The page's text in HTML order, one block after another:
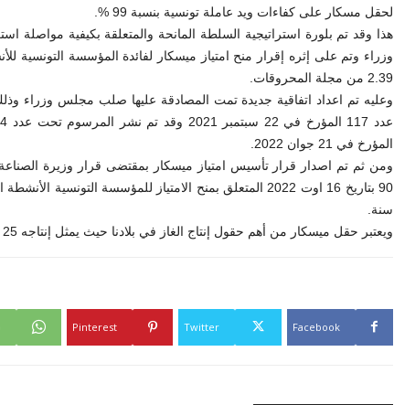
لحقل مسكار على كفاءات ويد عاملة تونسية بنسبة 99 %.
هذا وقد تم بلورة استراتيجية السلطة المانحة والمتعلقة بكيفية
2.39 من مجلة المحروقات.
وعليه تم اعداد اتفاقية جديدة تمت المصادقة عليها صلب مجلس وزراء
المؤرخ في 21 جوان 2022.
ومن ثم تم اصدار قرار تأسيس امتياز ميسكار بمقتضى قرار وزيرة الصناعة
سنة.
ويعتبر حقل ميسكار من أهم حقول إنتاج الغاز في بلادنا حيث يمثل إنتاجه 25 % من الإنتاج الوطني للغاز.
Facebook
Twitter
Pinterest